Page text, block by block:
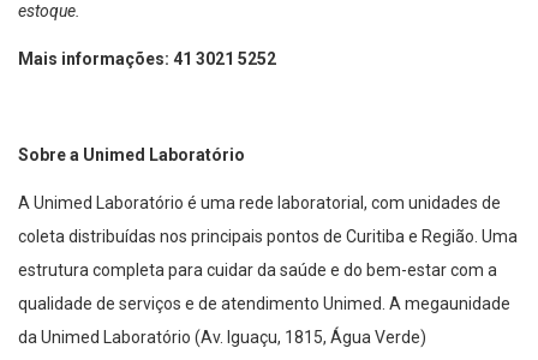
estoque.
Mais informações: 41 3021 5252
Sobre a Unimed Laboratório
A Unimed Laboratório é uma rede laboratorial, com unidades de
coleta distribuídas nos principais pontos de Curitiba e Região. Uma
estrutura completa para cuidar da saúde e do bem-estar com a
qualidade de serviços e de atendimento Unimed. A megaunidade
da Unimed Laboratório (Av. Iguaçu, 1815, Água Verde)